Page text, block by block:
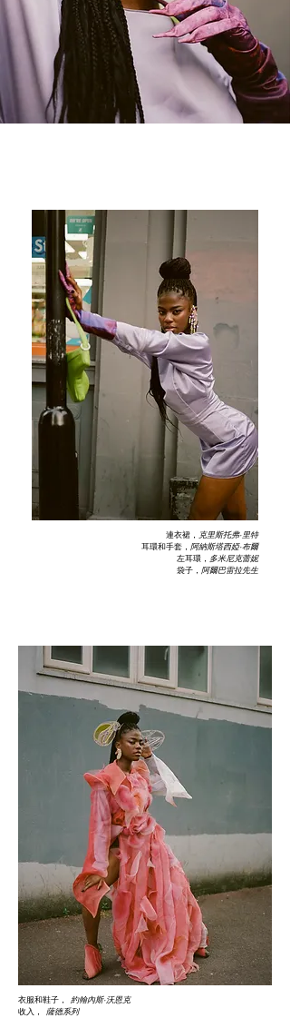
連衣裙， 克里斯托弗·里特
耳環和手套， 阿納斯塔西婭·布爾
左耳環， 多米尼克蕾妮
袋子， 阿爾巴雷拉先生
衣服和鞋子，
約翰內斯·沃恩克
收入，
薩德系列